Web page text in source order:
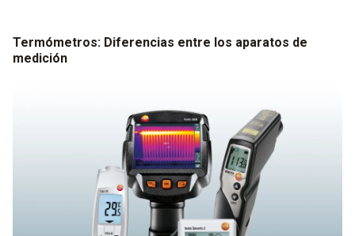
Termómetros: Diferencias entre los aparatos de
medición